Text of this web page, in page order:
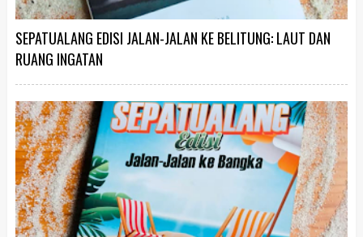
SEPATUALANG EDISI JALAN-JALAN KE BELITUNG: LAUT DAN
RUANG INGATAN